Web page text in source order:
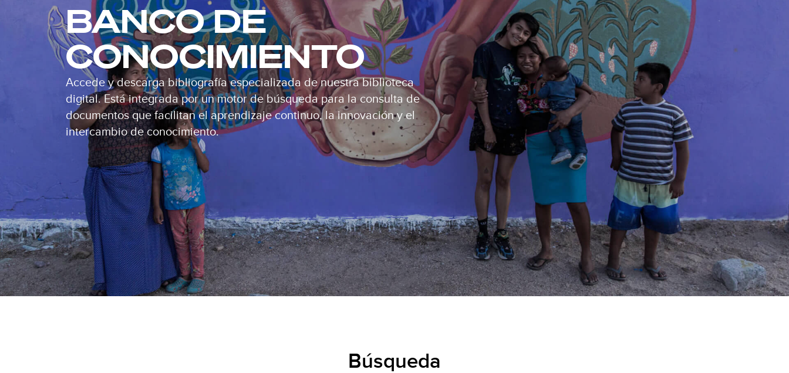
BANCO DE
CONOCIMIENTO
Accede y descarga bibliografía especializada de nuestra biblioteca
digital. Está integrada por un motor de búsqueda para la consulta de
documentos que facilitan el aprendizaje continuo, la innovación y el
intercambio de conocimiento.
Búsqueda